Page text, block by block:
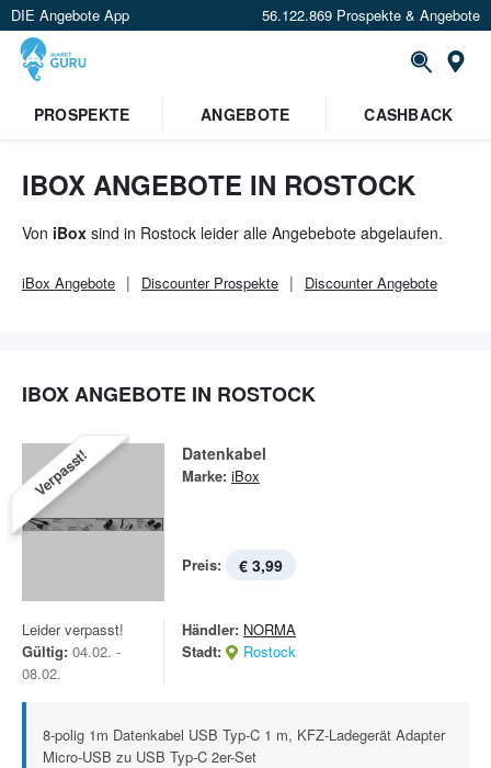
DIE Angebote App 56.122.869 Prospekte & Angebote
PROSPEKTE
ANGEBOTE CASHBACK
IBOX ANGEBOTE IN ROSTOCK
Von iBox sind in Rostock leider alle Angebebote abgelaufen.
iBox Angebote DiscounterProspekte DiscounterAngebote
IBOX ANGEBOTE IN ROSTOCK
Verpasst! Datenkabel
Marke: iBox
Preis: € 3,99
Leider verpasst!
Gültig: 04.02. -
08.02.
Händler: NORMA
Stadt:
Rostock
8-polig 1m Datenkabel USB Typ-C 1 m, KFZ-Ladegerät Adapter
Micro-USB zu USB Typ-C 2er-Set